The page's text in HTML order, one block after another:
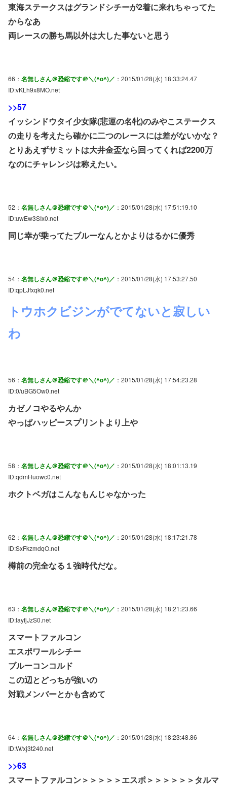
東海ステークスはグランドシチーが2着に来れちゃってた
からなあ
両レースの勝ち馬以外は大した事ないと思う
66： 名無しさん＠恐縮です＠＼(^o^)／ ：2015/01/28(水) 18:33:24.47
ID:vKLh9x8MO.net
>>57
イッシンドウタイ少女隊(悲運の名牝)のみやこステークス
の走りを考えたら確かに二つのレースには差がないかな？
とりあえずサミットは大井金盃なら回ってくれば2200万
なのにチャレンジは称えたい。
52： 名無しさん＠恐縮です＠＼(^o^)／ ：2015/01/28(水) 17:51:19.10
ID:uwEw3SIx0.net
同じ幸が乗ってたブルーなんとかよりはるかに優秀
54： 名無しさん＠恐縮です＠＼(^o^)／ ：2015/01/28(水) 17:53:27.50
ID:qpLJfxqk0.net
トウホクビジンがでてないと寂しい
わ
56： 名無しさん＠恐縮です＠＼(^o^)／ ：2015/01/28(水) 17:54:23.28
ID:0/uBG5Ow0.net
カゼノコやるやんか
やっぱハッピースプリントより上や
58： 名無しさん＠恐縮です＠＼(^o^)／ ：2015/01/28(水) 18:01:13.19
ID:qdmHuowc0.net
ホクトベガはこんなもんじゃなかった
62： 名無しさん＠恐縮です＠＼(^o^)／ ：2015/01/28(水) 18:17:21.78
ID:SxFkzmdqO.net
樽前の完全なる１強時代だな。
63： 名無しさん＠恐縮です＠＼(^o^)／ ：2015/01/28(水) 18:21:23.66
ID:IayfjJzS0.net
スマートファルコン
エスポワールシチー
ブルーコンコルド
この辺とどっちが強いの
対戦メンバーとかも含めて
64： 名無しさん＠恐縮です＠＼(^o^)／ ：2015/01/28(水) 18:23:48.86
ID:W/xj3t240.net
>>63
スマートファルコン＞＞＞＞＞エスポ＞＞＞＞＞＞タルマ